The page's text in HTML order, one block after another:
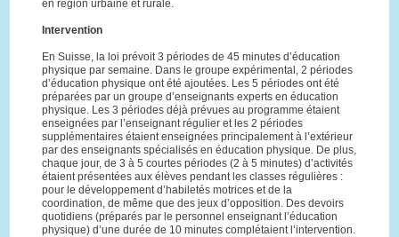
en région urbaine et rurale.
Intervention
En Suisse, la loi prévoit 3 périodes de 45 minutes d’éducation
physique par semaine. Dans le groupe expérimental, 2 périodes
d’éducation physique ont été ajoutées. Les 5 périodes ont été
préparées par un groupe d’enseignants experts en éducation
physique. Les 3 périodes déjà prévues au programme étaient
enseignées par l’enseignant régulier et les 2 périodes
supplémentaires étaient enseignées principalement à l’extérieur
par des enseignants spécialisés en éducation physique. De plus,
chaque jour, de 3 à 5 courtes périodes (2 à 5 minutes) d’activités
étaient présentées aux élèves pendant les classes régulières :
pour le développement d’habiletés motrices et de la
coordination, de même que des jeux d’opposition. Des devoirs
quotidiens (préparés par le personnel enseignant l’éducation
physique) d’une durée de 10 minutes complétaient l’intervention.